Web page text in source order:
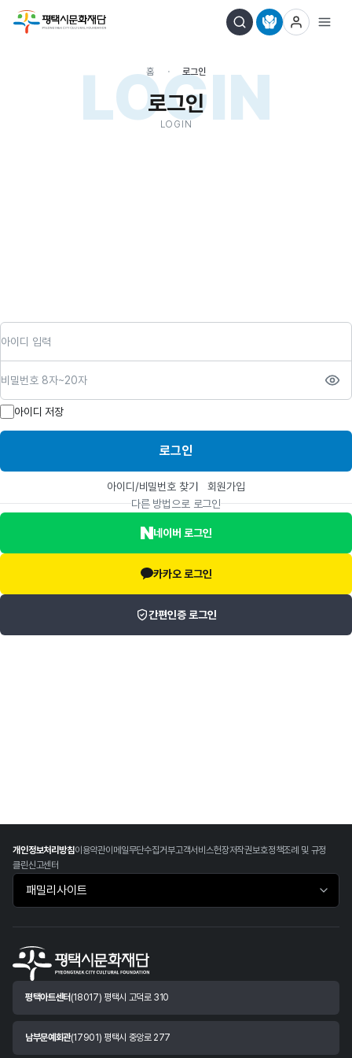
LOGIN
홈 로그인
로그인
LOGIN
아이디 저장
로그인
아이디/비밀번호 찾기
회원가입
다른 방법으로 로그인
네이버 로그인
카카오 로그인
간편인증 로그인
개인정보처리방침이용약관이메일무단수집거부고객서비스헌장저작권보호정책조례 및 규정
클린신고센터
패밀리사이트 바로가기
평택아트센터 (18017) 평택시 고덕로 310
남부문예회관(17901) 평택시 중앙로 277